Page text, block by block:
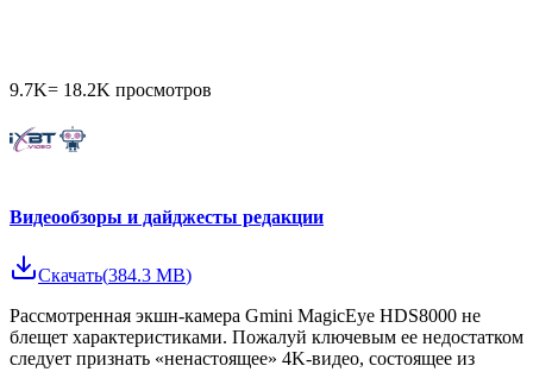
9.7K= 18.2K просмотров
Видеообзоры и дайджесты редакции
Скачать(384.3 MB)
Рассмотренная экшн-камера Gmini MagicEye HDS8000 не
блещет характеристиками. Пожалуй ключевым ее недостатком
следует признать «ненастоящее» 4K-видео, состоящее из